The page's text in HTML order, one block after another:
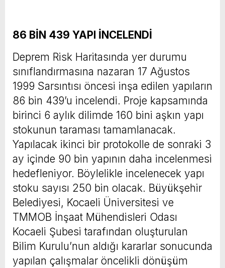
86 BİN 439 YAPI İNCELENDİ
Deprem Risk Haritasında yer durumu
sınıflandırmasına nazaran 17 Ağustos
1999 Sarsıntısı öncesi inşa edilen yapıların
86 bin 439’u incelendi. Proje kapsamında
birinci 6 aylık dilimde 160 bini aşkın yapı
stokunun taraması tamamlanacak.
Yapılacak ikinci bir protokolle de sonraki 3
ay içinde 90 bin yapının daha incelenmesi
hedefleniyor. Böylelikle incelenecek yapı
stoku sayısı 250 bin olacak. Büyükşehir
Belediyesi, Kocaeli Üniversitesi ve
TMMOB İnşaat Mühendisleri Odası
Kocaeli Şubesi tarafından oluşturulan
Bilim Kurulu’nun aldığı kararlar sonucunda
yapılan çalışmalar öncelikli dönüşüm